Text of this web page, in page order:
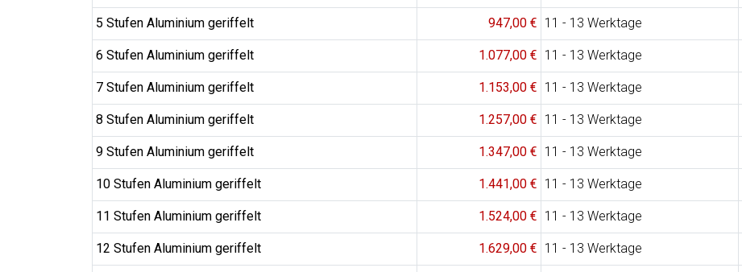
5 Stufen Aluminium geriffelt 947,00 € 11 - 13 Werktage
6 Stufen Aluminium geriffelt 1.077,00 € 11 - 13 Werktage
7 Stufen Aluminium geriffelt 1.153,00 € 11 - 13 Werktage
8 Stufen Aluminium geriffelt 1.257,00 € 11 - 13 Werktage
9 Stufen Aluminium geriffelt 1.347,00 € 11 - 13 Werktage
10 Stufen Aluminium geriffelt 1.441,00 € 11 - 13 Werktage
11 Stufen Aluminium geriffelt 1.524,00 € 11 - 13 Werktage
12 Stufen Aluminium geriffelt 1.629,00 € 11 - 13 Werktage